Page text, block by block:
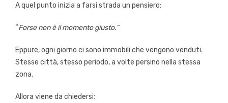
A quel punto inizia a farsi strada un pensiero:
“Forse non è il momento giusto.”
Eppure, ogni giorno ci sono immobili che vengono venduti.
Stesse città, stesso periodo, a volte persino nella stessa
zona.
Allora viene da chiedersi: